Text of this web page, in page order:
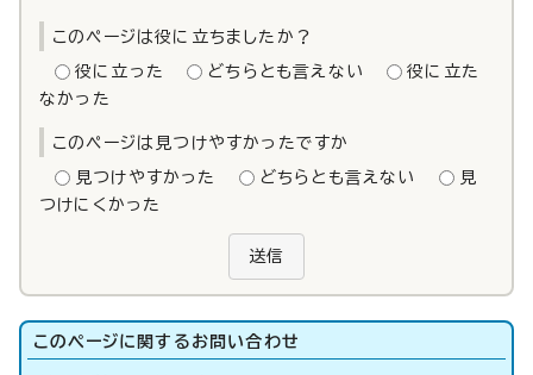
このページは役に立ちましたか？
役に立った どちらとも言えない
役に立た
なかった
このページは見つけやすかったですか
見つけやすかった どちらとも言えない
見
つけにくかった
送信
このページに関する お問い合わせ